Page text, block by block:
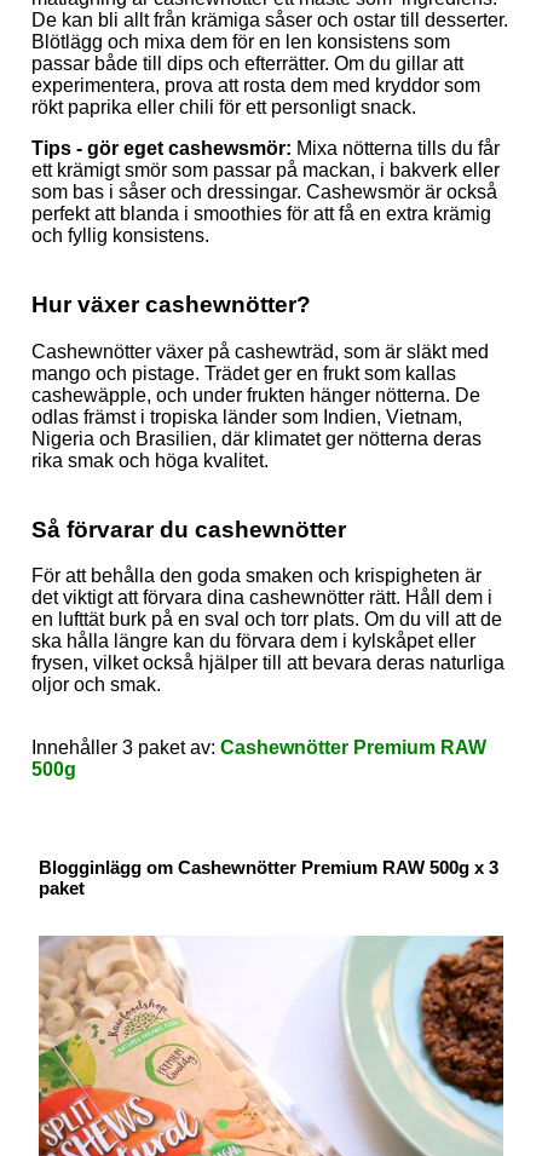
De kan bli allt från krämiga såser och ostar till desserter.
Blötlägg och mixa dem för en len konsistens som
passar både till dips och efterrätter. Om du gillar att
experimentera, prova att rosta dem med kryddor som
rökt paprika eller chili för ett personligt snack.
Tips - gör eget cashewsmör: Mixa nötterna tills du får
ett krämigt smör som passar på mackan, i bakverk eller
som bas i såser och dressingar. Cashewsmör är också
perfekt att blanda i smoothies för att få en extra krämig
och fyllig konsistens.
Hur växer cashewnötter?
Cashewnötter växer på cashewträd, som är släkt med
mango och pistage. Trädet ger en frukt som kallas
cashewäpple, och under frukten hänger nötterna. De
odlas främst i tropiska länder som Indien, Vietnam,
Nigeria och Brasilien, där klimatet ger nötterna deras
rika smak och höga kvalitet.
Så förvarar du cashewnötter
För att behålla den goda smaken och krispigheten är
det viktigt att förvara dina cashewnötter rätt. Håll dem i
en lufttät burk på en sval och torr plats. Om du vill att de
ska hålla längre kan du förvara dem i kylskåpet eller
frysen, vilket också hjälper till att bevara deras naturliga
oljor och smak.
Innehåller 3 paket av: Cashewnötter Premium RAW
500g
Blogginlägg om Cashewnötter Premium RAW 500g x 3
paket